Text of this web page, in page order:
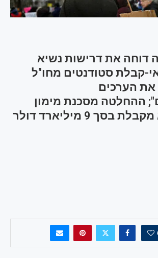
דוחה את דרישות נשיא
קבלת סטודנטים מחו"ל
את הערכים
ההחלטה מסכנת מימון
9 מיליארד דולר